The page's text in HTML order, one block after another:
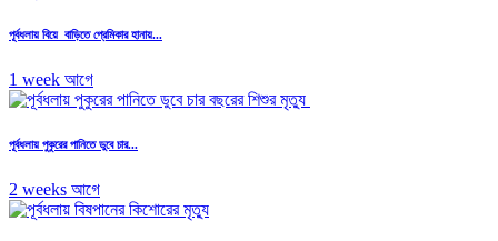
পূর্বধলায় বিয়ে বাড়িতে প্রেমিকার হানায়...
1 week আগে
পূর্বধলায় পুকুরের পানিতে ডুবে চার...
2 weeks আগে